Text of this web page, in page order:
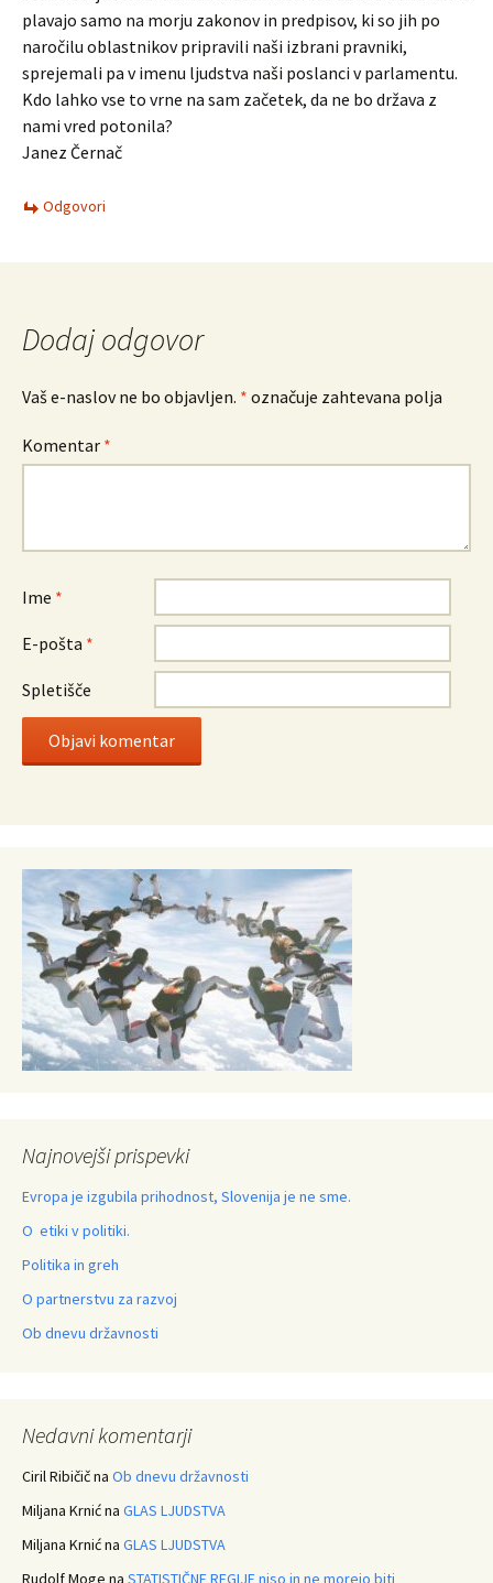
plavajo samo na morju zakonov in predpisov, ki so jih po
naročilu oblastnikov pripravili naši izbrani pravniki,
sprejemali pa v imenu ljudstva naši poslanci v parlamentu.
Kdo lahko vse to vrne na sam začetek, da ne bo država z
nami vred potonila?
Janez Černač
Odgovori
Dodaj odgovor
Vaš e-naslov ne bo objavljen. * označuje zahtevana polja
Komentar *
Ime *
E-pošta *
Spletišče
Najnovejši prispevki
Evropa je izgubila prihodnost, Slovenija je ne sme.
O etiki v politiki.
Politika in greh
O partnerstvu za razvoj
Ob dnevu državnosti
Nedavni komentarji
Ciril Ribičična Ob dnevu državnosti
Miljana Krnićna GLAS LJUDSTVA
Miljana Krnićna GLAS LJUDSTVA
Rudolf Moge na STATISTIČNE REGIJE niso in ne morejo biti